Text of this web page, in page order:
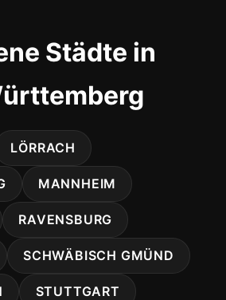
Städte in
LÖRRACH
MANNHEIM
RAVENSBURG
SCHWÄBISCH GMÜND
STUTTGART